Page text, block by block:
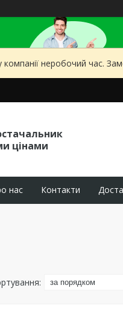
компанії неробочий час.
цінами
нас Контакти